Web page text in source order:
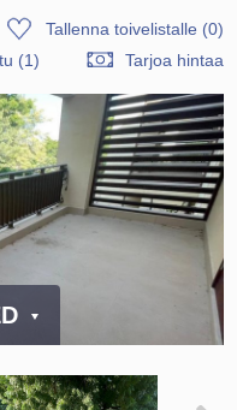
Tallenna toivelistalle (0)
(1)
Tarjoa hintaa